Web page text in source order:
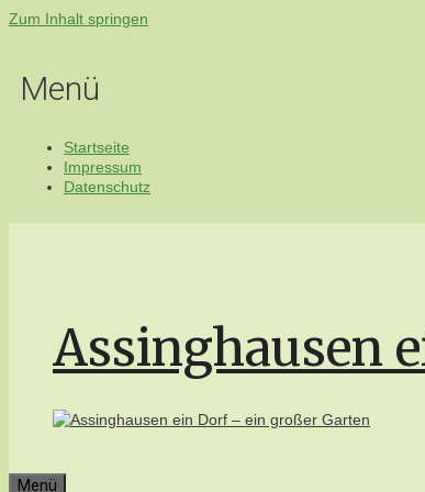
Zum Inhalt springen
Menü
Startseite
Impressum
Datenschutz
Assinghausen
Menü